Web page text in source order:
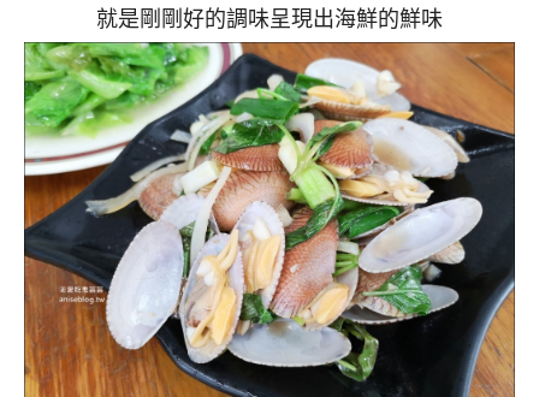
就是剛剛好的調味呈現出海鮮的鮮味